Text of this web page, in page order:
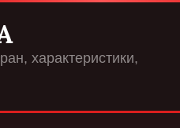
характеристики,